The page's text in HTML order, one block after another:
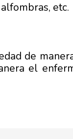
etc.
de
el